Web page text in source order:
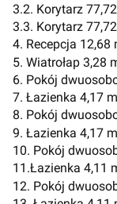
3.2. Korytarz
3.3. Korytarz
4. Recepcja 12,68
5. Wiatrołap 3,28
6. Pokój
7. Łazienka 4,17 m
8. Pokój
9. Łazienka 4,17 m
10. Pokój
11.Łazienka 4,11
12. Pokój